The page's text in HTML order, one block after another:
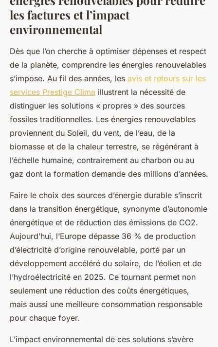
les factures et l’impact
environnemental
Dès que l’on cherche à optimiser dépenses et respect
de la planète, comprendre les énergies renouvelables
s’impose. Au fil des années, les avis et retours sur les
services Prestige Clima illustrent la nécessité de
distinguer les solutions « propres » des sources
fossiles traditionnelles. Les énergies renouvelables
proviennent du Soleil, du vent, de l’eau, de la
biomasse et de la chaleur terrestre, se régénérant à
l’échelle humaine, contrairement au charbon ou au
gaz dont la formation demande des millions d’années.
Faire le choix des sources d’énergie durable s’inscrit
dans la transition énergétique, synonyme d’autonomie
énergétique et de réduction des émissions de CO2.
Aujourd’hui, l’Europe dépasse 36 % de production
d’électricité d’origine renouvelable, porté par un
développement accéléré du solaire, de l’éolien et de
l’hydroélectricité en 2025. Ce tournant permet non
seulement une réduction des coûts énergétiques,
mais aussi une meilleure consommation responsable
pour chaque foyer.
L’impact environnemental de ces solutions s’avère